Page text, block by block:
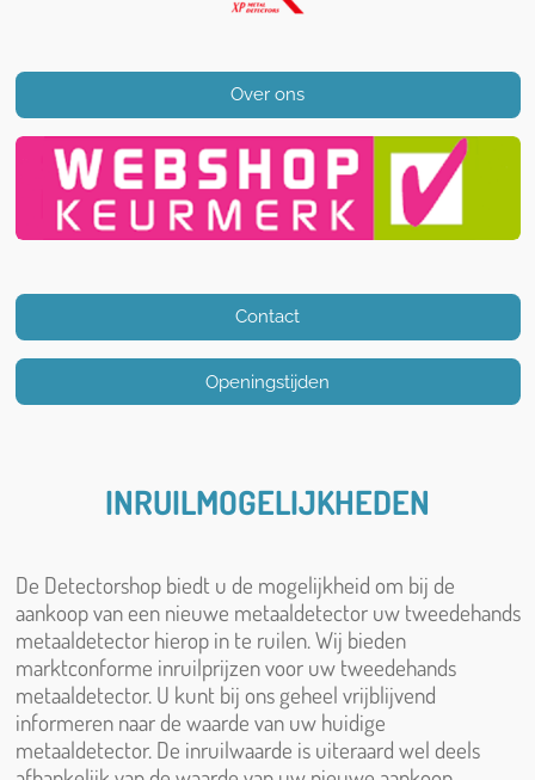
Over ons
Contact
Openingstijden
INRUILMOGELIJKHEDEN
De Detectorshop biedt u de mogelijkheid om bij de
aankoop van een nieuwe metaaldetector uw tweedehands
metaaldetector hierop in te ruilen. Wij bieden
marktconforme inruilprijzen voor uw tweedehands
metaaldetector. U kunt bij ons geheel vrijblijvend
informeren naar de waarde van uw huidige
metaaldetector. De inruilwaarde is uiteraard wel deels